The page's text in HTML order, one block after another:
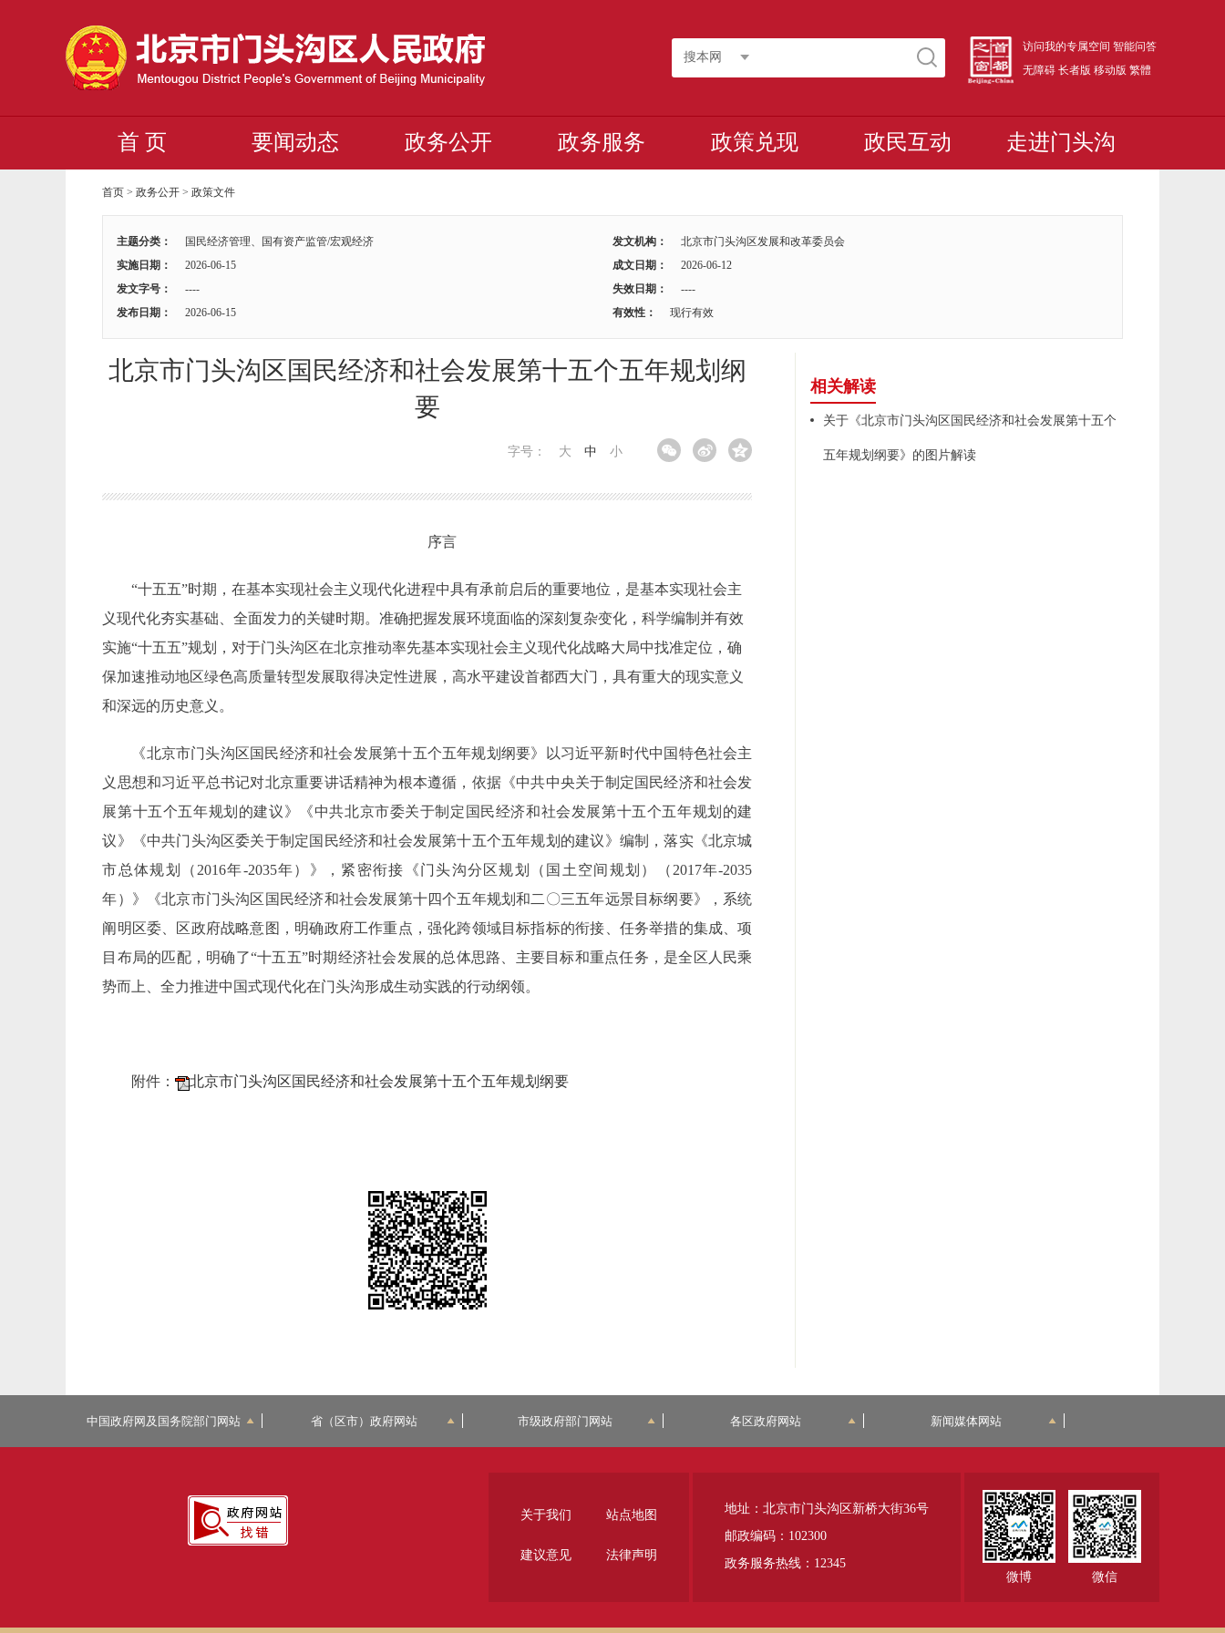
搜本网
访问我的专属空间 智能问答
无障碍 长者版 移动版 繁體
首 页 要闻动态 政务公开 政务服务 政策兑现 政民互动 走进门头沟
首页 >政务公开 >政策文件
主题分类： 国民经济管理、国有资产监管/宏观经济 发文机构：
北京市门头沟区发展和改革委员会
实施日期：
2026-06-15 成文日期：
2026-06-12
发文字号：
---- 失效日期：
----
发布日期：
2026-06-15 有效性： 现行有效
北京市门头沟区国民经济和社会发展第十五个五年规划纲
要
字号： 大 中 小
序言
“十五五”时期，在基本实现社会主义现代化进程中具有承前启后的重要地位，是基本实现社会主
义现代化夯实基础、全面发力的关键时期 。准确把握发展环境面临的深刻复杂变化，科学编制并有效
实施“十五五”规划，对于门头沟区在北京推动率先基本实现社会主义现代化战略大局中找准定位 ，确
保加速推动地区绿色高质量转型发展取得决定性进展，高水平建设首都西大门，具有重大的现实意义
和深远的历史意义。
《北京市门头沟区国民经济和社会发展第十五个五年规划纲要》以习近平新时代中国特色社会主
义思想和习近平总书记对北京重要讲话精神为根本遵循，依据《中共中央关于制定国民经济和社会发
展第十五个五年规划的建议》《中共北京市委关于制定国民经济和社会发展第十五个五年规划的建
议》《中共门头沟区委关于制定国民经济和社会发展第十五个五年规划的建议》编制，落实《北京城
市总体规划（2016年-2035年）》，紧密衔接《门头沟分区规划（国土空间规划）（2017年-2035
年）》《北京市门头沟区国民经济和社会发展第十四个五年规划和二〇三五年远景目标纲要》，系统
阐明区委、区政府战略意图，明确政府工作重点，强化跨领域目标指标的衔接、任务举措的集成、项
目布局的匹配，明确了“十五五”时期经济社会发展的总体思路、主要目标和重点任务，是全区人民乘
势而上、全力推进中国式现代化在门头沟形成生动实践的行动纲领。
附件： 北京市门头沟区国民经济和社会发展第十五个五年规划纲要
相关解读
关于《北京市门头沟区国民经济和社会发展第十五个
五年规划纲要》的图片解读
中国政府网及国务院部门网站 省（区市）政府网站 市级政府部门网站 各区政府网站 新闻媒体网站
微博 微信
地址：北京市门头沟区新桥大街36号
邮政编码：102300
政务服务热线：12345
关于我们 站点地图
建议意见 法律声明